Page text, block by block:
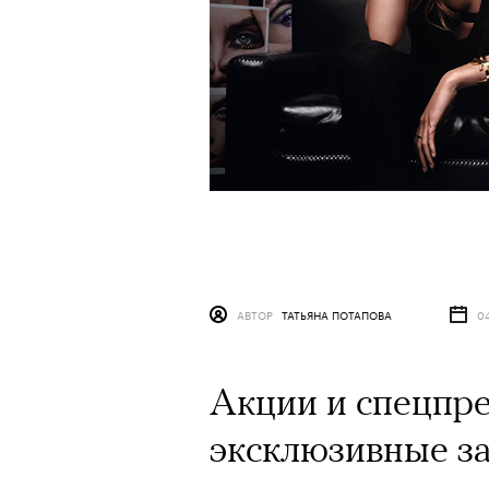
АВТОР ТАТЬЯНА ПОТАПОВА
Акции и
эксклюзивные